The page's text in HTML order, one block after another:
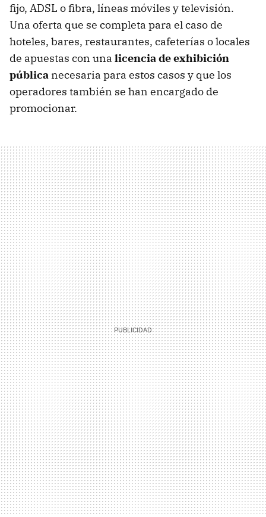
fijo, ADSL o fibra, líneas móviles y televisión.
Una oferta que se completa para el caso de
hoteles, bares, restaurantes, cafeterías o locales
de apuestas con una licencia de exhibición
pública necesaria para estos casos y que los
operadores también se han encargado de
promocionar.